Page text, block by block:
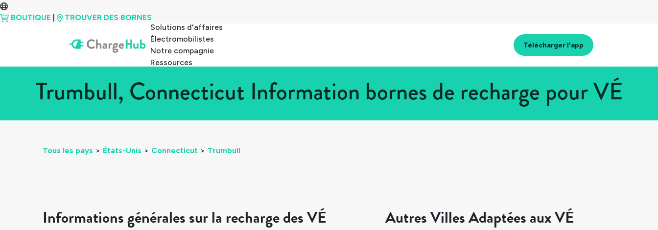
BOUTIQUE
TROUVER DES BORNES
Solutions d'affaires
Électromobilistes
Notre compagnie
Ressources
Télécharger l'app
Trumbull, Connecticut Information bornes de recharge pour VÉ
Tous les pays > États-Unis > Connecticut > Trumbull
Informations générales sur la recharge des VÉ Autres Villes Adaptées aux VÉ